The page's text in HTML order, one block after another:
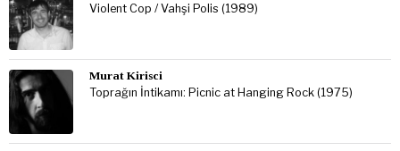
Violent Cop / Vahşi Polis (1989)
Murat Kirisci
Toprağın İntikamı: Picnic at Hanging Rock (1975)